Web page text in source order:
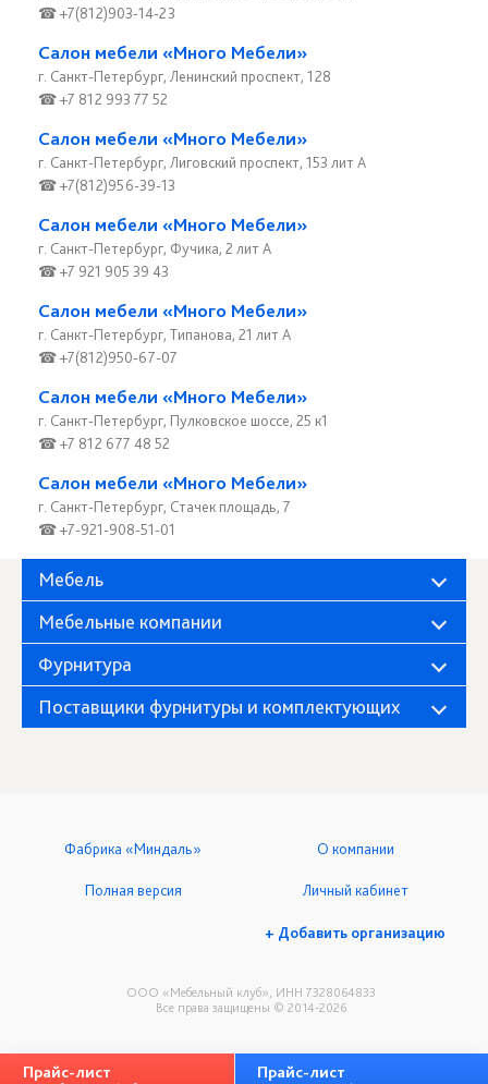
☎ +7(812)903-14-23
Салон мебели «Много Мебели»
г. Санкт-Петербург, Ленинский проспект, 128
☎ +7 812 993 77 52
Салон мебели «Много Мебели»
г. Санкт-Петербург, Лиговский проспект, 153 лит А
☎ +7(812)956-39-13
Салон мебели «Много Мебели»
г. Санкт-Петербург, Фучика, 2 лит А
☎ +7 921 905 39 43
Салон мебели «Много Мебели»
г. Санкт-Петербург, Типанова, 21 лит А
☎ +7(812)950-67-07
Салон мебели «Много Мебели»
г. Санкт-Петербург, Пулковское шоссе, 25 к1
☎ +7 812 677 48 52
Салон мебели «Много Мебели»
г. Санкт-Петербург, Стачек площадь, 7
☎ +7-921-908-51-01
Мебель
Мебельные компании
Фурнитура
Поставщики фурнитуры и комплектующих
ООО «Мебельный клуб», ИНН 7328064833
Все права защищены © 2014-2026
Фабрика «Миндаль» О компании
Полная версия Личный кабинет
+ Добавить организацию
Прайс-лист Прайс-лист